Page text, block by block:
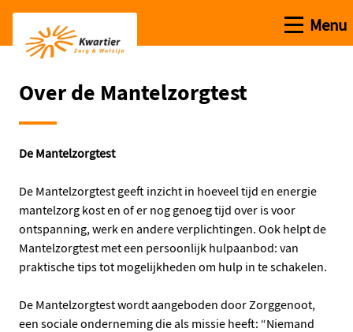
Ga naar de hoofdinhoud
Ga naar de homepage
OpenMenu
Over de Mantelzorgtest
De Mantelzorgtest
De Mantelzorgtest geeft inzicht in hoeveel tijd en energie
mantelzorg kost en of er nog genoeg tijd over is voor
ontspanning, werk en andere verplichtingen. Ook helpt de
Mantelzorgtest met een persoonlijk hulpaanbod: van
praktische tips tot mogelijkheden om hulp in te schakelen.
De Mantelzorgtest wordt aangeboden door Zorggenoot,
een sociale onderneming die als missie heeft: “Niemand